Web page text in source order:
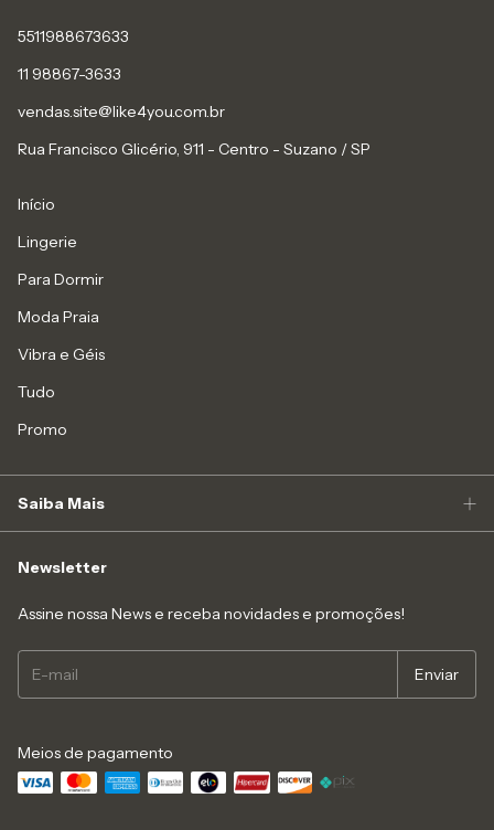
5511988673633
11 98867-3633
vendas.site@like4you.com.br
Rua Francisco Glicério, 911 - Centro - Suzano / SP
Início
Lingerie
Para Dormir
Moda Praia
Vibra e Géis
Tudo
Promo
Saiba Mais
Newsletter
Assine nossa News e receba novidades e promoções!
Meios de pagamento